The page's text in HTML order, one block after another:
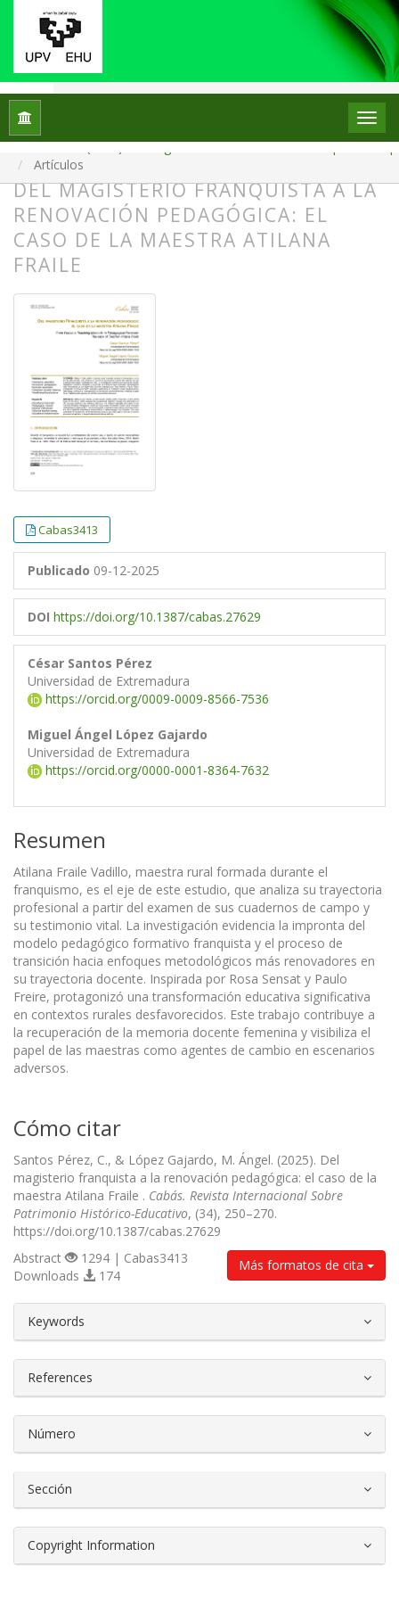
Inicio
Núm. 34 (2025): Monográfico: La escuela en el escaparate: el
Artículos
DEL MAGISTERIO FRANQUISTA A LA
RENOVACIÓN PEDAGÓGICA: EL
CASO DE LA MAESTRA ATILANA
FRAILE
Cabas3413
Publicado 09-12-2025
DOI https://doi.org/10.1387/cabas.27629
César Santos Pérez
Universidad de Extremadura
https://orcid.org/0009-0009-8566-7536
Miguel Ángel López Gajardo
Universidad de Extremadura
https://orcid.org/0000-0001-8364-7632
Resumen
Atilana Fraile Vadillo, maestra rural formada durante el
franquismo, es el eje de este estudio, que analiza su trayectoria
profesional a partir del examen de sus cuadernos de campo y
su testimonio vital. La investigación evidencia la impronta del
modelo pedagógico formativo franquista y el proceso de
transición hacia enfoques metodológicos más renovadores en
su trayectoria docente. Inspirada por Rosa Sensat y Paulo
Freire, protagonizó una transformación educativa significativa
en contextos rurales desfavorecidos. Este trabajo contribuye a
la recuperación de la memoria docente femenina y visibiliza el
papel de las maestras como agentes de cambio en escenarios
adversos.
Cómo citar
Santos Pérez, C., & López Gajardo, M. Ángel. (2025). Del
magisterio franquista a la renovación pedagógica: el caso de la
maestra Atilana Fraile . Cabás. Revista Internacional Sobre
Patrimonio Histórico-Educativo, (34), 250–270.
https://doi.org/10.1387/cabas.27629
Más formatos de cita
Abstract
1294 | Cabas3413
Downloads
174
Keywords
References
Número
Sección
Copyright Information